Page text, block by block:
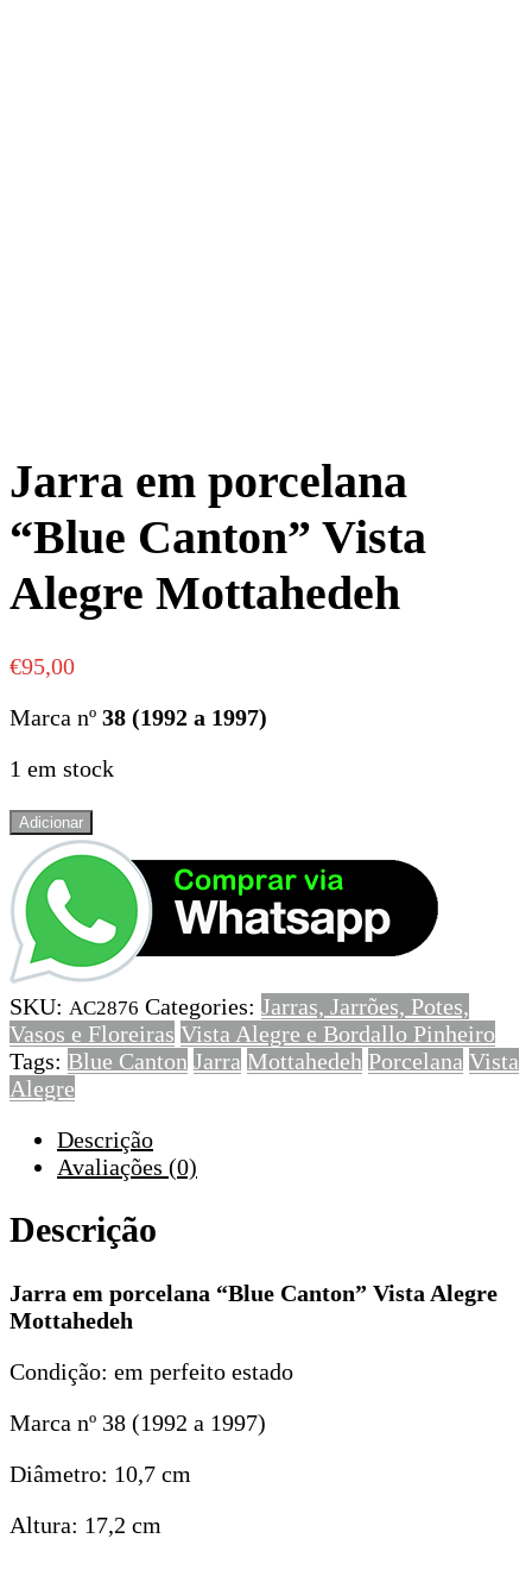
Jarra em porcelana
“Blue Canton” Vista
Alegre Mottahedeh
€95,00
Marca nº 38 (1992 a 1997)
1 em stock
Quantidade
Jarra
em
porcelana
“Blue
Canton”
Vista
Alegre
Mottahedeh
Adicionar
SKU: AC2876 Categories: Jarras, Jarrões, Potes,
Vasos e Floreiras Vista Alegre e Bordallo Pinheiro
Tags: Blue Canton Jarra Mottahedeh Porcelana Vista
Alegre
Descrição
Avaliações (0)
Descrição
Jarra em porcelana “Blue Canton” Vista Alegre
Mottahedeh
Condição: em perfeito estado
Marca nº 38 (1992 a 1997)
Diâmetro: 10,7 cm
Altura: 17,2 cm